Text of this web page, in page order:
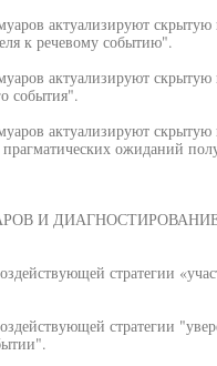
актуализируют
к речевому событию".
актуализируют
события".
актуализируют
ожиданий
И
стратегии
стратегии